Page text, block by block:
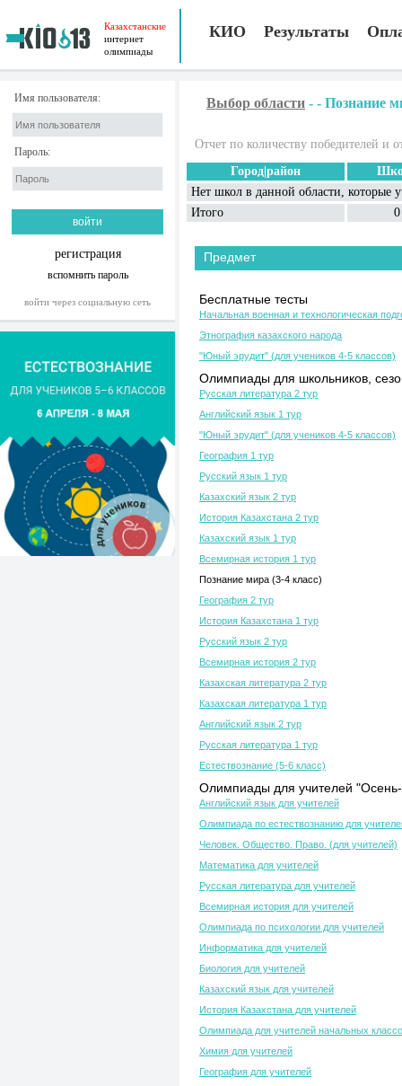
Казахстанские
интернет
олимпиады
КИО Результаты
Имя пользователя:
Пароль:
регистрация
вспомнить пароль
войти через социальную сеть
Выбор области - - Познание
Отчет по количеству победителей и
Город|район
Нет школ в данной области, которые
Итого
0
Предмет
Бесплатные тесты
Начальная военная и технологическая
Этнография казахского народа
"Юный эрудит" (для учеников 4-5 классов)
Олимпиады для школьников,
Русская литература 2 тур
Английский язык 1 тур
"Юный эрудит" (для учеников 4-5 классов)
География 1 тур
Русский язык 1 тур
Казахский язык 2 тур
История Казахстана 2 тур
Казахский язык 1 тур
Всемирная история 1 тур
Познание мира (3-4 класс)
География 2 тур
История Казахстана 1 тур
Русский язык 2 тур
Всемирная история 2 тур
Казахская литература 2 тур
Казахская литература 1 тур
Английский язык 2 тур
Русская литература 1 тур
Естествознание (5-6 класс)
Олимпиады для учителей
Английский язык для учителей
Олимпиада по естествознанию для
Человек. Общество. Право. (для учителей)
Математика для учителей
Русская литература для учителей
Всемирная история для учителей
Олимпиада по психологии для учителей
Информатика для учителей
Биология для учителей
Казахский язык для учителей
История Казахстана для учителей
Олимпиада для учителей начальных
Химия для учителей
География для учителей